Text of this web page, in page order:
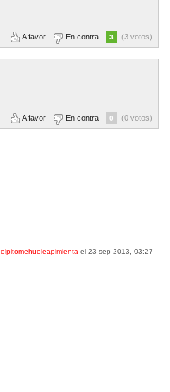
A favor En contra 3 (3 votos)
A favor En contra 0 (0 votos)
elpitomehueleapimienta el 23 sep 2013, 03:27